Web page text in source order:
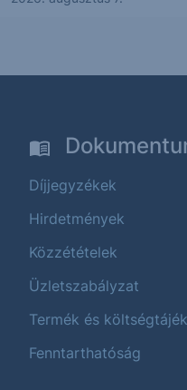
Díjjegyzékek
Hirdetmények
Közzétételek
Üzletszabályzat
Termék és
Fenntarthatóság